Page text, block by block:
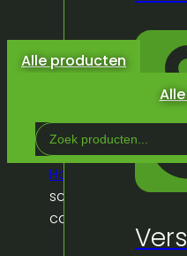
winkelwagen.
Alle producten
Search
...
Home
Winkel Video
screen
casette